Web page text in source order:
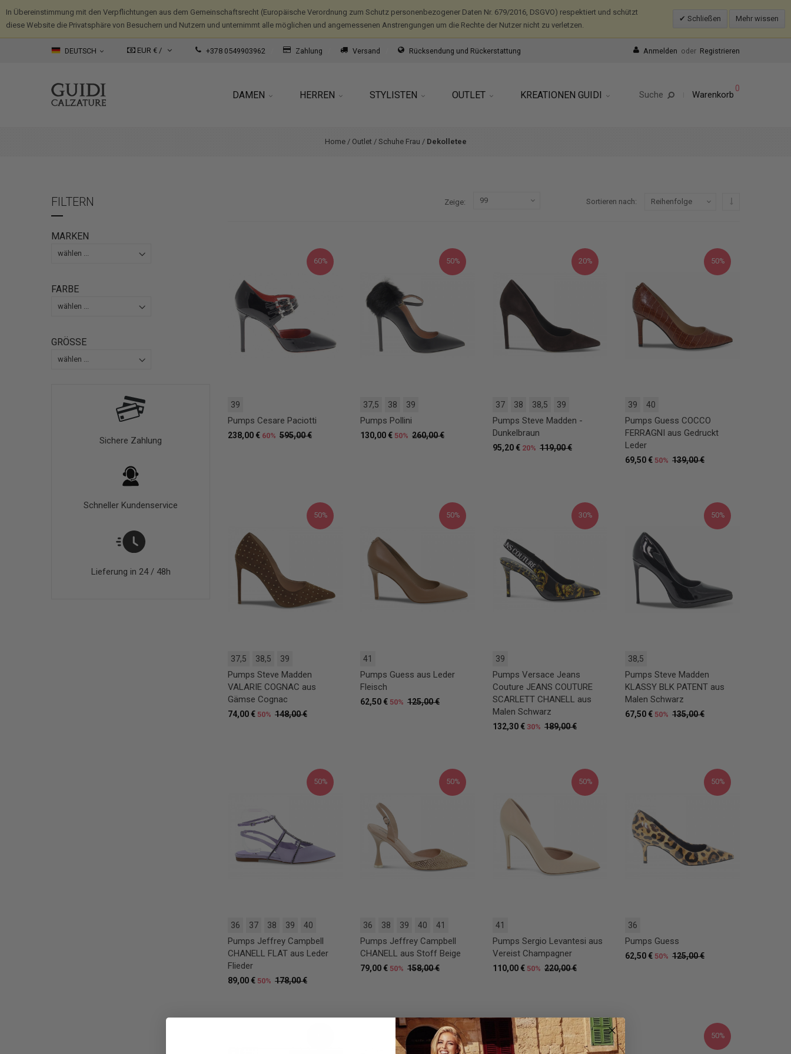
In Übereinstimmung mit den Verpflichtungen aus dem Gemeinschaftsrecht (Europäische Verordnung zum Schutz personenbezogener Daten Nr. 679/2016, DSGVO) respektiert und schützt
diese Website die Privatsphäre von Besuchern und Nutzern und unternimmt alle möglichen und angemessenen Anstrengungen um die Rechte der Nutzer nicht zu verletzen.
Schließen Mehr wissen
DEUTSCH EUR € / +378 0549903962 Zahlung Versand Rücksendung und Rückerstattung Anmelden oder Registrieren
DAMEN HERREN STYLISTEN OUTLET KREATIONEN GUIDI Suche Warenkorb
0
Home / Outlet / Schuhe Frau / Dekolletee
FILTERN
MARKEN
FARBE
GRÖSSE
Sichere Zahlung
Schneller Kundenservice
Lieferung in 24 / 48h
Zeige Sortieren nach
60%
39
Pumps Cesare Paciotti
595,00 €
238,00 € 60%
50%
37,5 38 39
Pumps Pollini
260,00 €
130,00 € 50%
20%
37 38 38,5 39
Pumps Steve Madden -
Dunkelbraun
119,00 €
95,20 € 20%
50%
39 40
Pumps Guess COCCO
FERRAGNI aus Gedruckt
Leder
139,00 €
69,50 € 50%
50%
37,5 38,5 39
Pumps Steve Madden
VALARIE COGNAC aus
Gämse Cognac
148,00 €
74,00 € 50%
50%
41
Pumps Guess aus Leder
Fleisch
125,00 €
62,50 € 50%
30%
39
Pumps Versace Jeans
Couture JEANS COUTURE
SCARLETT CHANELL aus
Malen Schwarz
189,00 €
132,30 € 30%
50%
38,5
Pumps Steve Madden
KLASSY BLK PATENT aus
Malen Schwarz
135,00 €
67,50 € 50%
50%
36 37 38 39 40
Pumps Jeffrey Campbell
CHANELL FLAT aus Leder
Flieder
178,00 €
89,00 € 50%
50%
36 38 39 40 41
Pumps Jeffrey Campbell
CHANELL aus Stoff Beige
158,00 €
79,00 € 50%
50%
41
Pumps Sergio Levantesi aus
Vereist Champagner
220,00 €
110,00 € 50%
50%
36
Pumps Guess
125,00 €
62,50 € 50%
50% 20% 50%